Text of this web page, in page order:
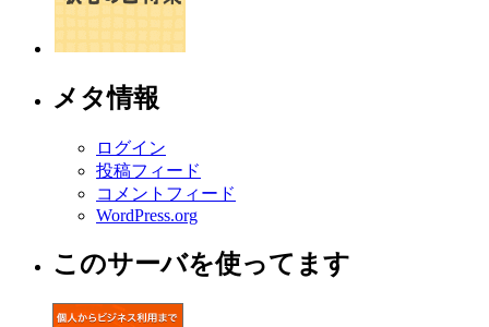
メタ情報
ログイン
投稿フィード
コメントフィード
WordPress.org
このサーバを使ってます